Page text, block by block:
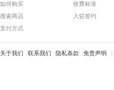
如何购买
搜索商品
支付方式
收费标准
入驻签约
关于我们 联系我们 隐私条款 免责声明